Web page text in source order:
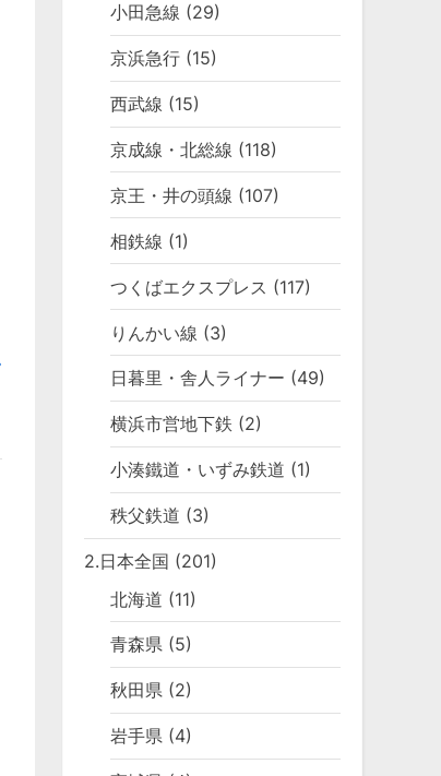
小田急線 (29)
京浜急行 (15)
西武線 (15)
京成線・北総線 (118)
京王・井の頭線 (107)
相鉄線 (1)
つくばエクスプレス (117)
りんかい線 (3)
日暮里・舎人ライナー (49)
横浜市営地下鉄 (2)
小湊鐵道・いずみ鉄道 (1)
秩父鉄道 (3)
2.日本全国 (201)
北海道 (11)
青森県 (5)
秋田県 (2)
岩手県 (4)